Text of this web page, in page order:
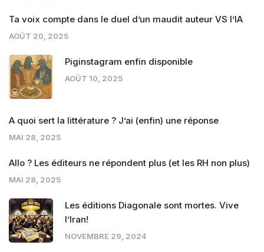
Ta voix compte dans le duel d’un maudit auteur VS l’IA
AOÛT 20, 2025
Piginstagram enfin disponible
AOÛT 10, 2025
A quoi sert la littérature ? J’ai (enfin) une réponse
MAI 28, 2025
Allo ? Les éditeurs ne répondent plus (et les RH non plus)
MAI 28, 2025
Les éditions Diagonale sont mortes. Vive
l’Iran!
NOVEMBRE 29, 2024